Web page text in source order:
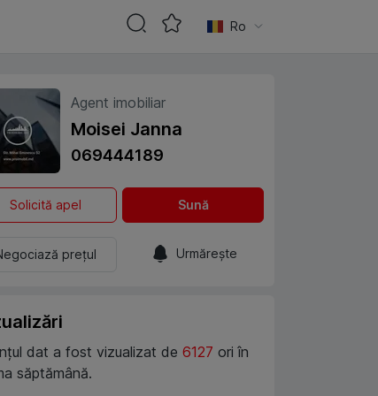
Agent imobiliar
Moisei Janna
069444189
Solicită apel Sună
prețul Urmărește
dat a fost vizualizat de 6127 ori în
săptămână.
Ro